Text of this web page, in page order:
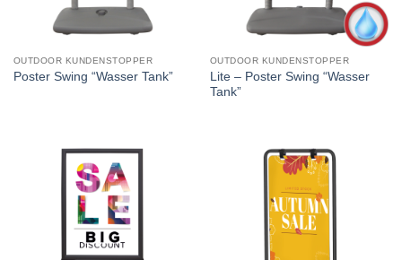
OUTDOOR KUNDENSTOPPER
Poster Swing “Wasser Tank”
OUTDOOR KUNDENSTOPPER
Lite – Poster Swing “Wasser
Tank”